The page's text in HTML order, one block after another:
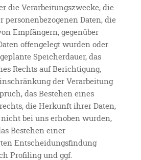
die Verarbeitungszwecke, die
personenbezogenen Daten, die
Empfängern, gegenüber
offengelegt wurden oder
Speicherdauer, das
Rechts auf Berichtigung,
der Verarbeitung
das Bestehen eines
die Herkunft ihrer Daten,
nicht bei uns erhoben wurden,
Bestehen einer
Entscheidungsfindung
Profiling und ggf.